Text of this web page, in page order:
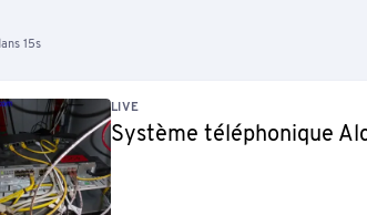
15s
LIVE
Système téléphonique